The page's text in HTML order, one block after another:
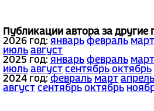
Публикации автора за другие
2026 год: январь февраль март
июль август
2025 год: январь февраль март
июль август сентябрь октябрь
2024 год: февраль март апрель
август сентябрь октябрь